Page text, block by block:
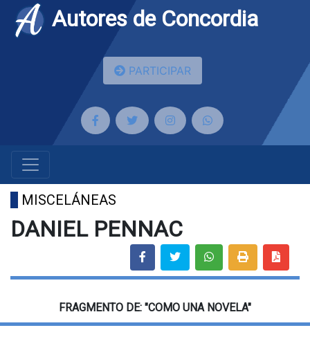
Autores de Concordia
PARTICIPAR
MISCELÁNEAS
DANIEL PENNAC
FRAGMENTO DE: "COMO UNA NOVELA"